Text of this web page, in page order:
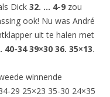
Dick 32. … 4-9 zou
ook! Nu was André
uit te halen met
40-34 39×30 36. 35×13.
winnende
29 25×23 35-30 24×35